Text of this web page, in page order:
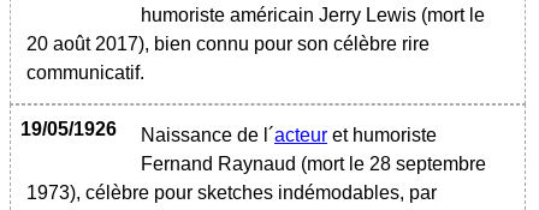
humoriste américain Jerry Lewis (mort le
20 août 2017), bien connu pour son célèbre rire
communicatif.
19/05/1926 Naissance de l´acteur et humoriste
Fernand Raynaud (mort le 28 septembre
1973), célèbre pour sketches indémodables, par